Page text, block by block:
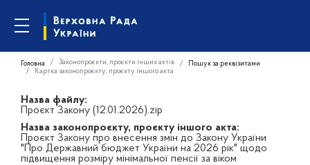
Головна Законопроєкти, проєкти інших актів
Пошук за реквізитами
Картка законопроєкту, проєкту іншого акта
Назва файлу:
Проєкт Закону (12.01.2026).zip
Назва законопроєкту, проєкту іншого акта:
Проєкт Закону про внесення змін до Закону України
"Про Державний бюджет України на 2026 рік" щодо
підвищення розміру мінімальної пенсії за віком